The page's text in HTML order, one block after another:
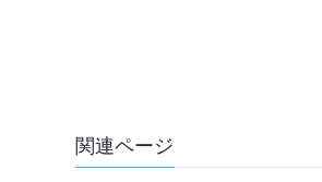
関連ページ